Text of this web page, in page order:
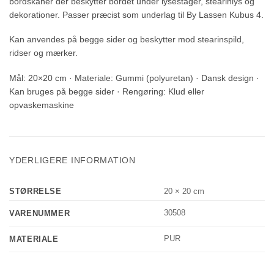
dekorationer. Passer præcist som underlag til By Lassen Kubus 4.
Kan anvendes på begge sider og beskytter mod stearinspild,
ridser og mærker.
Mål: 20×20 cm · Materiale: Gummi (polyuretan) · Dansk design ·
Kan bruges på begge sider · Rengøring: Klud eller
opvaskemaskine
YDERLIGERE INFORMATION
STØRRELSE 20 × 20 cm
VARENUMMER 30508
MATERIALE PUR